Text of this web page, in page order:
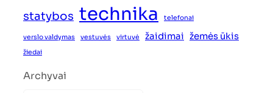
statybos technika telefonai
verslo valdymas vestuvės virtuvė žaidimai žemės ūkis
žiedai
Archyvai